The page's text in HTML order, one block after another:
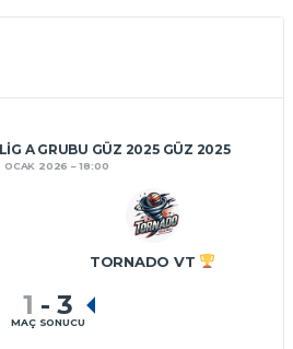
A GRUBU GÜZ 2025 GÜZ 2025
OCAK 2026 18:00
TORNADO VT
1 - 3
MAÇ SONUCU